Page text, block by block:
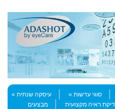
סוגי עדשות
עיסקה שנתית
ראיה מקצועית
מבצעים